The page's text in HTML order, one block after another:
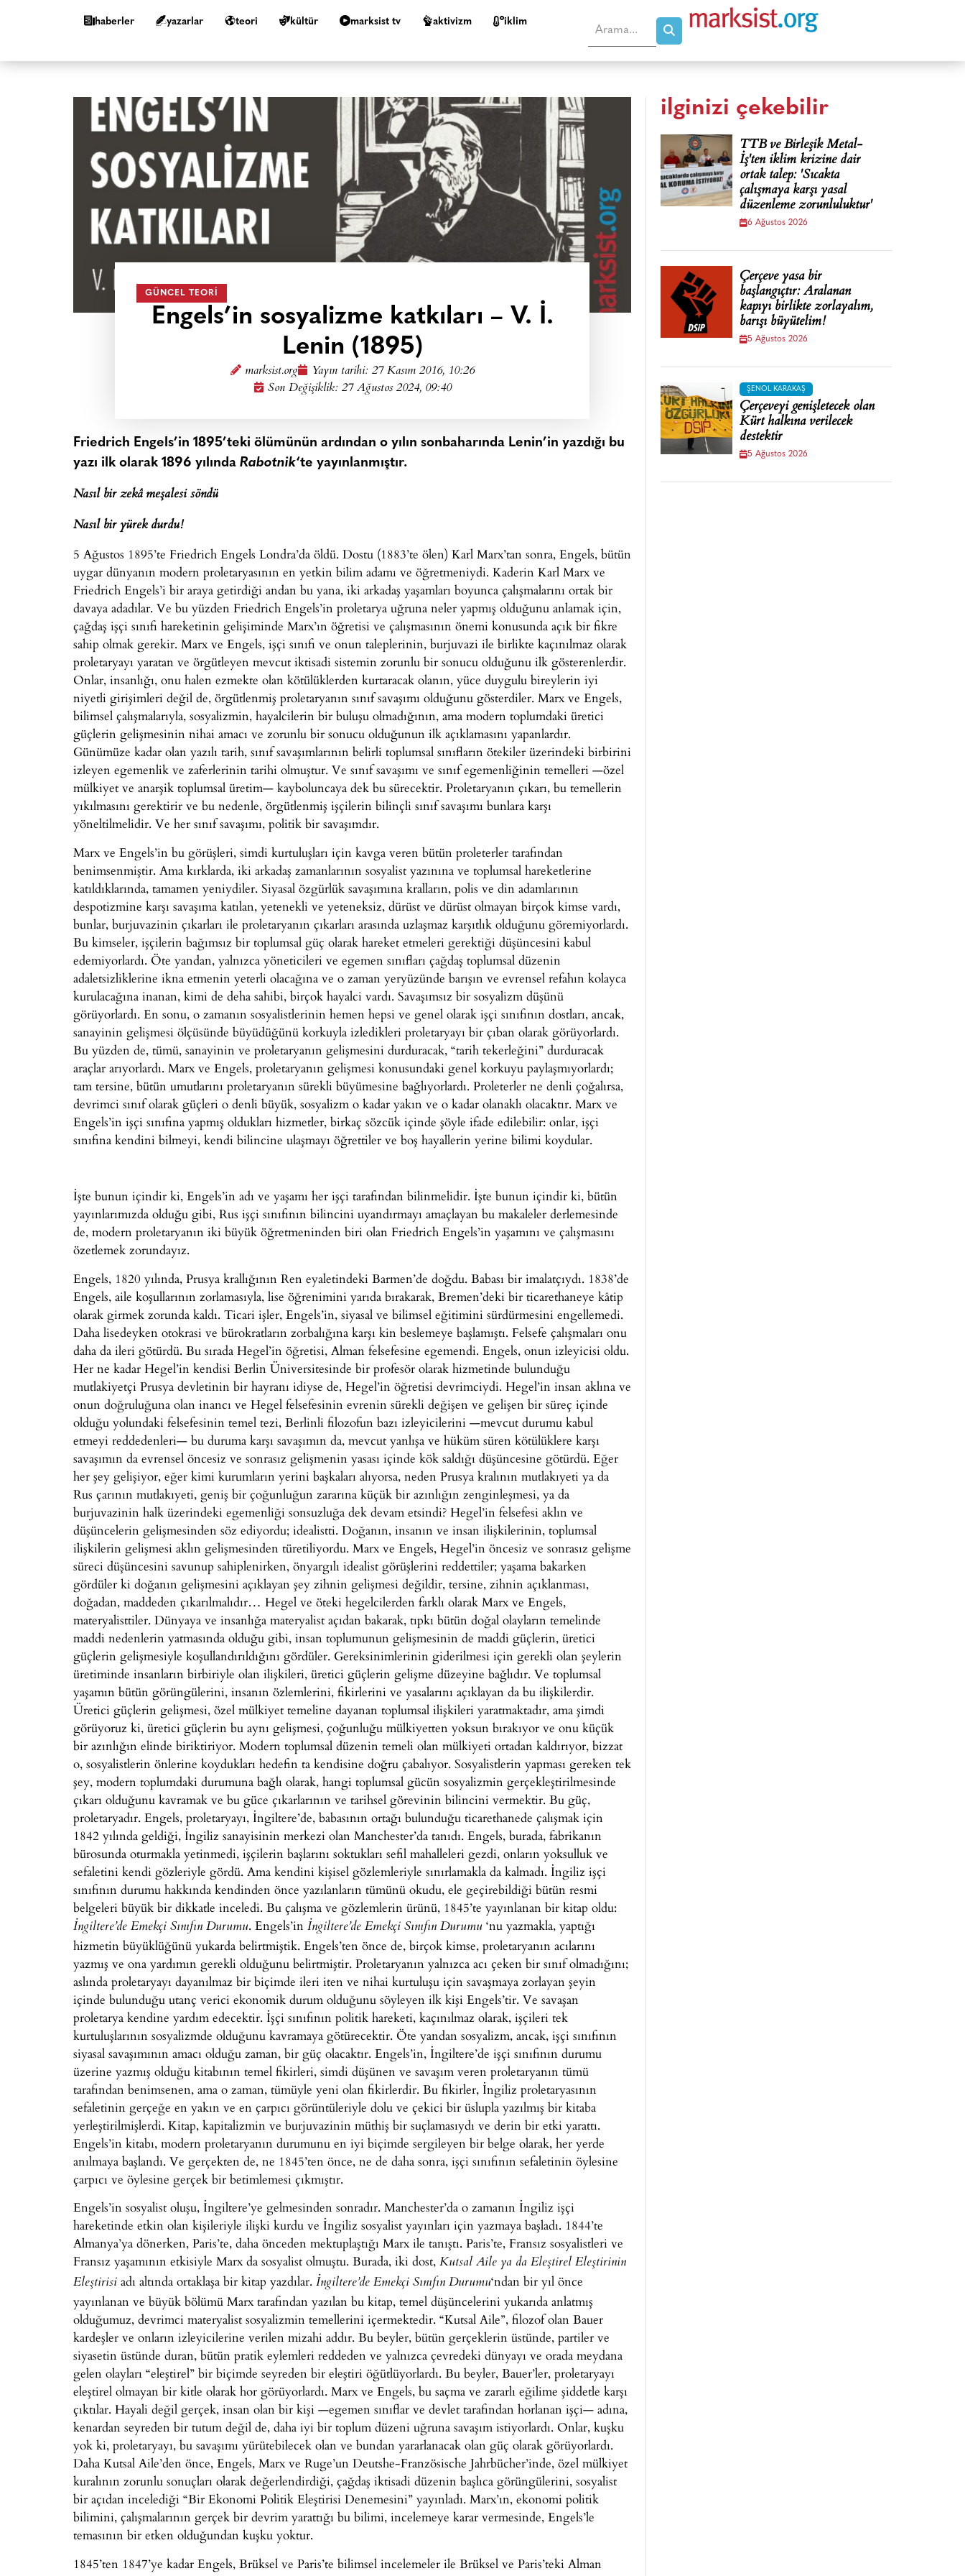
haberler yazarlar teori kültür marksist tv aktivizm i̇klim
GÜNCEL TEORI
Engels’in sosyalizme katkıları – V. İ.
Lenin (1895)
marksist.org Yayın tarihi: 27 Kasım 2016, 10:26
Son Değişiklik: 27 Ağustos 2024, 09:40
Friedrich Engels’in 1895’teki ölümünün ardından o yılın sonbaharında Lenin’in yazdığı bu
yazı ilk olarak 1896 yılında Rabotnik‘te yayınlanmıştır.
Nasıl bir zekâ meşalesi söndü
Nasıl bir yürek durdu!
5 Ağustos 1895’te Friedrich Engels Londra’da öldü. Dostu (1883’te ölen) Karl Marx’tan sonra, Engels, bütün
uygar dünyanın modern proletaryasının en yetkin bilim adamı ve öğretmeniydi. Kaderin Karl Marx ve
Friedrich Engels’i bir araya getirdiği andan bu yana, iki arkadaş yaşamları boyunca çalışmalarını ortak bir
davaya adadılar. Ve bu yüzden Friedrich Engels’in proletarya uğruna neler yapmış olduğunu anlamak için,
çağdaş işçi sınıfı hareketinin gelişiminde Marx’ın öğretisi ve çalışmasının önemi konusunda açık bir fikre
sahip olmak gerekir. Marx ve Engels, işçi sınıfı ve onun taleplerinin, burjuvazi ile birlikte kaçınılmaz olarak
proletaryayı yaratan ve örgütleyen mevcut iktisadi sistemin zorunlu bir sonucu olduğunu ilk gösterenlerdir.
Onlar, insanlığı, onu halen ezmekte olan kötülüklerden kurtaracak olanın, yüce duygulu bireylerin iyi
niyetli girişimleri değil de, örgütlenmiş proletaryanın sınıf savaşımı olduğunu gösterdiler. Marx ve Engels,
bilimsel çalışmalarıyla, sosyalizmin, hayalcilerin bir buluşu olmadığının, ama modern toplumdaki üretici
güçlerin gelişmesinin nihai amacı ve zorunlu bir sonucu olduğunun ilk açıklamasını yapanlardır.
Günümüze kadar olan yazılı tarih, sınıf savaşımlarının belirli toplumsal sınıfların ötekiler üzerindeki birbirini
izleyen egemenlik ve zaferlerinin tarihi olmuştur. Ve sınıf savaşımı ve sınıf egemenliğinin temelleri —özel
mülkiyet ve anarşik toplumsal üretim— kayboluncaya dek bu sürecektir. Proletaryanın çıkarı, bu temellerin
yıkılmasını gerektirir ve bu nedenle, örgütlenmiş işçilerin bilinçli sınıf savaşımı bunlara karşı
yöneltilmelidir. Ve her sınıf savaşımı, politik bir savaşımdır.
Marx ve Engels’in bu görüşleri, simdi kurtuluşları için kavga veren bütün proleterler tarafından
benimsenmiştir. Ama kırklarda, iki arkadaş zamanlarının sosyalist yazınına ve toplumsal hareketlerine
katıldıklarında, tamamen yeniydiler. Siyasal özgürlük savaşımına kralların, polis ve din adamlarının
despotizmine karşı savaşıma katılan, yetenekli ve yeteneksiz, dürüst ve dürüst olmayan birçok kimse vardı,
bunlar, burjuvazinin çıkarları ile proletaryanın çıkarları arasında uzlaşmaz karşıtlık olduğunu göremiyorlardı.
Bu kimseler, işçilerin bağımsız bir toplumsal güç olarak hareket etmeleri gerektiği düşüncesini kabul
edemiyorlardı. Öte yandan, yalnızca yöneticileri ve egemen sınıfları çağdaş toplumsal düzenin
adaletsizliklerine ikna etmenin yeterli olacağına ve o zaman yeryüzünde barışın ve evrensel refahın kolayca
kurulacağına inanan, kimi de deha sahibi, birçok hayalci vardı. Savaşımsız bir sosyalizm düşünü
görüyorlardı. En sonu, o zamanın sosyalistlerinin hemen hepsi ve genel olarak işçi sınıfının dostları, ancak,
sanayinin gelişmesi ölçüsünde büyüdüğünü korkuyla izledikleri proletaryayı bir çıban olarak görüyorlardı.
Bu yüzden de, tümü, sanayinin ve proletaryanın gelişmesini durduracak, “tarih tekerleğini” durduracak
araçlar arıyorlardı. Marx ve Engels, proletaryanın gelişmesi konusundaki genel korkuyu paylaşmıyorlardı;
tam tersine, bütün umutlarını proletaryanın sürekli büyümesine bağlıyorlardı. Proleterler ne denli çoğalırsa,
devrimci sınıf olarak güçleri o denli büyük, sosyalizm o kadar yakın ve o kadar olanaklı olacaktır. Marx ve
Engels’in işçi sınıfına yapmış oldukları hizmetler, birkaç sözcük içinde şöyle ifade edilebilir: onlar, işçi
sınıfına kendini bilmeyi, kendi bilincine ulaşmayı öğrettiler ve boş hayallerin yerine bilimi koydular.
İşte bunun içindir ki, Engels’in adı ve yaşamı her işçi tarafından bilinmelidir. İşte bunun içindir ki, bütün
yayınlarımızda olduğu gibi, Rus işçi sınıfının bilincini uyandırmayı amaçlayan bu makaleler derlemesinde
de, modern proletaryanın iki büyük öğretmeninden biri olan Friedrich Engels’in yaşamını ve çalışmasını
özetlemek zorundayız.
Engels, 1820 yılında, Prusya krallığının Ren eyaletindeki Barmen’de doğdu. Babası bir imalatçıydı. 1838’de
Engels, aile koşullarının zorlamasıyla, lise öğrenimini yarıda bırakarak, Bremen’deki bir ticarethaneye kâtip
olarak girmek zorunda kaldı. Ticari işler, Engels’in, siyasal ve bilimsel eğitimini sürdürmesini engellemedi.
Daha lisedeyken otokrasi ve bürokratların zorbalığına karşı kin beslemeye başlamıştı. Felsefe çalışmaları onu
daha da ileri götürdü. Bu sırada Hegel’in öğretisi, Alman felsefesine egemendi. Engels, onun izleyicisi oldu.
Her ne kadar Hegel’in kendisi Berlin Üniversitesinde bir profesör olarak hizmetinde bulunduğu
mutlakiyetçi Prusya devletinin bir hayranı idiyse de, Hegel’in öğretisi devrimciydi. Hegel’in insan aklına ve
onun doğruluğuna olan inancı ve Hegel felsefesinin evrenin sürekli değişen ve gelişen bir süreç içinde
olduğu yolundaki felsefesinin temel tezi, Berlinli filozofun bazı izleyicilerini —mevcut durumu kabul
etmeyi reddedenleri— bu duruma karşı savaşımın da, mevcut yanlışa ve hüküm süren kötülüklere karşı
savaşımın da evrensel öncesiz ve sonrasız gelişmenin yasası içinde kök saldığı düşüncesine götürdü. Eğer
her şey gelişiyor, eğer kimi kurumların yerini başkaları alıyorsa, neden Prusya kralının mutlakıyeti ya da
Rus çarının mutlakıyeti, geniş bir çoğunluğun zararına küçük bir azınlığın zenginleşmesi, ya da
burjuvazinin halk üzerindeki egemenliği sonsuzluğa dek devam etsindi? Hegel’in felsefesi aklın ve
düşüncelerin gelişmesinden söz ediyordu; idealistti. Doğanın, insanın ve insan ilişkilerinin, toplumsal
ilişkilerin gelişmesi aklın gelişmesinden türetiliyordu. Marx ve Engels, Hegel’in öncesiz ve sonrasız gelişme
süreci düşüncesini savunup sahiplenirken, önyargılı idealist görüşlerini reddettiler; yaşama bakarken
gördüler ki doğanın gelişmesini açıklayan şey zihnin gelişmesi değildir, tersine, zihnin açıklanması,
doğadan, maddeden çıkarılmalıdır… Hegel ve öteki hegelcilerden farklı olarak Marx ve Engels,
materyalisttiler. Dünyaya ve insanlığa materyalist açıdan bakarak, tıpkı bütün doğal olayların temelinde
maddi nedenlerin yatmasında olduğu gibi, insan toplumunun gelişmesinin de maddi güçlerin, üretici
güçlerin gelişmesiyle koşullandırıldığını gördüler. Gereksinimlerinin giderilmesi için gerekli olan şeylerin
üretiminde insanların birbiriyle olan ilişkileri, üretici güçlerin gelişme düzeyine bağlıdır. Ve toplumsal
yaşamın bütün görüngülerini, insanın özlemlerini, fikirlerini ve yasalarını açıklayan da bu ilişkilerdir.
Üretici güçlerin gelişmesi, özel mülkiyet temeline dayanan toplumsal ilişkileri yaratmaktadır, ama şimdi
görüyoruz ki, üretici güçlerin bu aynı gelişmesi, çoğunluğu mülkiyetten yoksun bırakıyor ve onu küçük
bir azınlığın elinde biriktiriyor. Modern toplumsal düzenin temeli olan mülkiyeti ortadan kaldırıyor, bizzat
o, sosyalistlerin önlerine koydukları hedefin ta kendisine doğru çabalıyor. Sosyalistlerin yapması gereken tek
şey, modern toplumdaki durumuna bağlı olarak, hangi toplumsal gücün sosyalizmin gerçekleştirilmesinde
çıkarı olduğunu kavramak ve bu güce çıkarlarının ve tarihsel görevinin bilincini vermektir. Bu güç,
proletaryadır. Engels, proletaryayı, İngiltere’de, babasının ortağı bulunduğu ticarethanede çalışmak için
1842 yılında geldiği, İngiliz sanayisinin merkezi olan Manchester’da tanıdı. Engels, burada, fabrikanın
bürosunda oturmakla yetinmedi, işçilerin başlarını soktukları sefil mahalleleri gezdi, onların yoksulluk ve
sefaletini kendi gözleriyle gördü. Ama kendini kişisel gözlemleriyle sınırlamakla da kalmadı. İngiliz işçi
sınıfının durumu hakkında kendinden önce yazılanların tümünü okudu, ele geçirebildiği bütün resmi
belgeleri büyük bir dikkatle inceledi. Bu çalışma ve gözlemlerin ürünü, 1845’te yayınlanan bir kitap oldu:
İngiltere’de Emekçi Sınıfın Durumu. Engels’in İngiltere’de Emekçi Sınıfın Durumu ‘nu yazmakla, yaptığı
hizmetin büyüklüğünü yukarda belirtmiştik. Engels’ten önce de, birçok kimse, proletaryanın acılarını
yazmış ve ona yardımın gerekli olduğunu belirtmiştir. Proletaryanın yalnızca acı çeken bir sınıf olmadığını;
aslında proletaryayı dayanılmaz bir biçimde ileri iten ve nihai kurtuluşu için savaşmaya zorlayan şeyin
içinde bulunduğu utanç verici ekonomik durum olduğunu söyleyen ilk kişi Engels’tir. Ve savaşan
proletarya kendine yardım edecektir. İşçi sınıfının politik hareketi, kaçınılmaz olarak, işçileri tek
kurtuluşlarının sosyalizmde olduğunu kavramaya götürecektir. Öte yandan sosyalizm, ancak, işçi sınıfının
siyasal savaşımının amacı olduğu zaman, bir güç olacaktır. Engels’in, İngiltere’de işçi sınıfının durumu
üzerine yazmış olduğu kitabının temel fikirleri, simdi düşünen ve savaşım veren proletaryanın tümü
tarafından benimsenen, ama o zaman, tümüyle yeni olan fikirlerdir. Bu fikirler, İngiliz proletaryasının
sefaletinin gerçeğe en yakın ve en çarpıcı görüntüleriyle dolu ve çekici bir üslupla yazılmış bir kitaba
yerleştirilmişlerdi. Kitap, kapitalizmin ve burjuvazinin müthiş bir suçlamasıydı ve derin bir etki yarattı.
Engels’in kitabı, modern proletaryanın durumunu en iyi biçimde sergileyen bir belge olarak, her yerde
anılmaya başlandı. Ve gerçekten de, ne 1845’ten önce, ne de daha sonra, işçi sınıfının sefaletinin öylesine
çarpıcı ve öylesine gerçek bir betimlemesi çıkmıştır.
Engels’in sosyalist oluşu, İngiltere’ye gelmesinden sonradır. Manchester’da o zamanın İngiliz işçi
hareketinde etkin olan kişileriyle ilişki kurdu ve İngiliz sosyalist yayınları için yazmaya başladı. 1844’te
Almanya’ya dönerken, Paris’te, daha önceden mektuplaştığı Marx ile tanıştı. Paris’te, Fransız sosyalistleri ve
Fransız yaşamının etkisiyle Marx da sosyalist olmuştu. Burada, iki dost, Kutsal Aile ya da Eleştirel Eleştirinin
Eleştirisi adı altında ortaklaşa bir kitap yazdılar. İngiltere’de Emekçi Sınıfın Durumu‘ndan bir yıl önce
yayınlanan ve büyük bölümü Marx tarafından yazılan bu kitap, temel düşüncelerini yukarıda anlatmış
olduğumuz, devrimci materyalist sosyalizmin temellerini içermektedir. “Kutsal Aile”, filozof olan Bauer
kardeşler ve onların izleyicilerine verilen mizahi addır. Bu beyler, bütün gerçeklerin üstünde, partiler ve
siyasetin üstünde duran, bütün pratik eylemleri reddeden ve yalnızca çevredeki dünyayı ve orada meydana
gelen olayları “eleştirel” bir biçimde seyreden bir eleştiri öğütlüyorlardı. Bu beyler, Bauer’ler, proletaryayı
eleştirel olmayan bir kitle olarak hor görüyorlardı. Marx ve Engels, bu saçma ve zararlı eğilime şiddetle karşı
çıktılar. Hayali değil gerçek, insan olan bir kişi —egemen sınıflar ve devlet tarafından horlanan işçi— adına,
kenardan seyreden bir tutum değil de, daha iyi bir toplum düzeni uğruna savaşım istiyorlardı. Onlar, kuşku
yok ki, proletaryayı, bu savaşımı yürütebilecek olan ve bundan yararlanacak olan güç olarak görüyorlardı.
Daha Kutsal Aile’den önce, Engels, Marx ve Ruge’un Deutshe-Französische Jahrbücher’inde, özel mülkiyet
kuralının zorunlu sonuçları olarak değerlendirdiği, çağdaş iktisadi düzenin başlıca görüngülerini, sosyalist
bir açıdan incelediği “Bir Ekonomi Politik Eleştirisi Denemesini” yayınladı. Marx’ın, ekonomi politik
bilimini, çalışmalarının gerçek bir devrim yarattığı bu bilimi, incelemeye karar vermesinde, Engels’le
temasının bir etken olduğundan kuşku yoktur.
1845’ten 1847’ye kadar Engels, Brüksel ve Paris’te bilimsel incelemeler ile Brüksel ve Paris’teki Alman
ilginizi çekebilir
TTB ve Birleşik Metal-
İş'ten iklim krizine dair
ortak talep: 'Sıcakta
çalışmaya karşı yasal
düzenleme zorunluluktur'
6 Ağustos 2026
Çerçeve yasa bir
başlangıçtır: Aralanan
kapıyı birlikte zorlayalım,
barışı büyütelim!
5 Ağustos 2026
ŞENOL KARAKAŞ
Çerçeveyi genişletecek olan
Kürt halkına verilecek
destektir
5 Ağustos 2026